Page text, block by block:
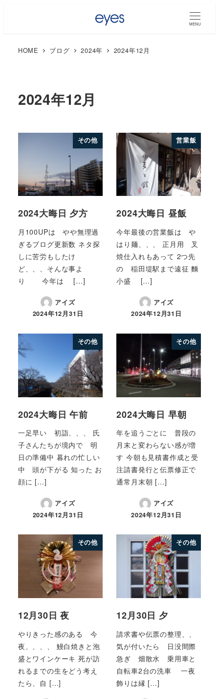
MENU
HOME ブログ 2024年 2024年12月
2024年12月
その他
2024大晦日 夕方
月100UPは やや無理過
ぎるブログ更新数 ネタ探
しに苦労もしたけ
ど、、、そんな事よ
り 今年は […]
アイズ
2024年12月31日
営業飯
2024大晦日 昼飯
今年最後の営業飯は や
はり麺、、、 正月用 叉
焼仕入れもあって 2つ先
の 稲田堤駅まで遠征 麵
小盛 […]
アイズ
2024年12月31日
その他
2024大晦日 午前
一足早い 初詣、、、 氏
子さんたちが境内で 明
日の準備中 暮れの忙しい
中 頭が下がる 知った お
顔に […]
アイズ
2024年12月31日
その他
2024大晦日 早朝
年を追うごとに 普段の
月末と変わらない感が増
す 今朝も見積書作成と受
注請書発行と伝票修正で
通常月末朝 […]
アイズ
2024年12月31日
その他
12月30日 夜
やりきった感のある 今
夜、、、、 鰻白焼きと泡
盛とワインケーキ 死が訪
れるまでの生をどう考え
たら、自 […]
その他
12月30日 夕
請求書や伝票の整理、、
気が付いたら 日没間際
急ぎ 畑散水 乗用車と
自転車2台の洗車 一夜
飾りは縁 […]